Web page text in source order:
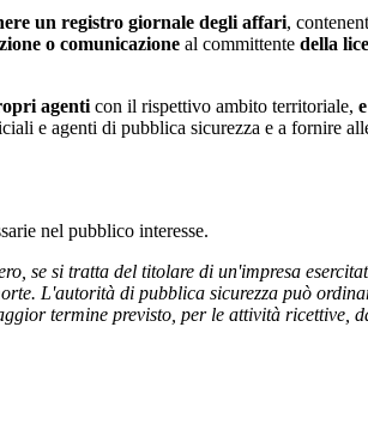
un registro giornale degli affari,
o comunicazione al committente della
agenticon il rispettivo ambito territoriale,
e agenti di pubblica sicurezza e a fornire
nel pubblico interesse.
se si tratta del titolare di un'impresa
L'autorità di pubblica sicurezza può
termine previsto, per le attività ricettive,